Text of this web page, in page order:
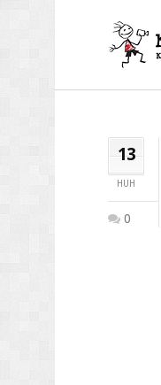
13
HUH
0